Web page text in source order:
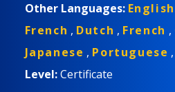
Other Languages: English
French , Dutch , French ,
Japanese , Portuguese ,
Level:Certificate